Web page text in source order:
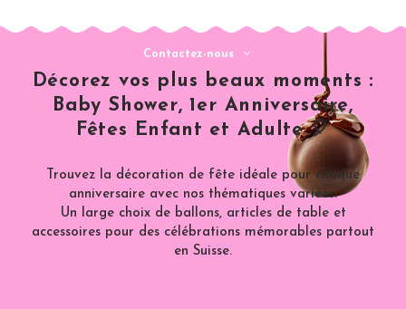
Contactez-nous
Décorez vos plus beaux moments :
Baby Shower, 1er Anniversaire,
Fêtes Enfant et Adulte 🎈
Trouvez la décoration de fête idéale pour chaque
anniversaire avec nos thématiques variées.
Un large choix de ballons, articles de table et
accessoires pour des célébrations mémorables partout
en Suisse.